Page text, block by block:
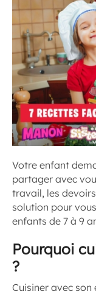
Votre enfant
partager avec
travail, les
solution pour
enfants de 7 à 9
Pourquoi
?
Cuisiner avec son